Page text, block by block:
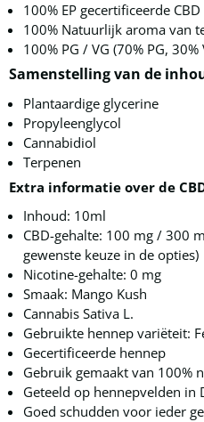
100% EP gecertificeerde CBD
100% Natuurlijk aroma van
100% PG / VG (70% PG, 30%
Samenstelling van de
Plantaardige glycerine
Propyleenglycol
Cannabidiol
Terpenen
Extra informatie over de
Inhoud: 10ml
CBD-gehalte: 100 mg / 300
gewenste keuze in de opties)
Nicotine-gehalte: 0 mg
Smaak: Mango Kush
Cannabis Sativa L.
Gebruikte hennep variëteit:
Gecertificeerde hennep
Gebruik gemaakt van 100%
Geteeld op hennepvelden in
Goed schudden voor ieder